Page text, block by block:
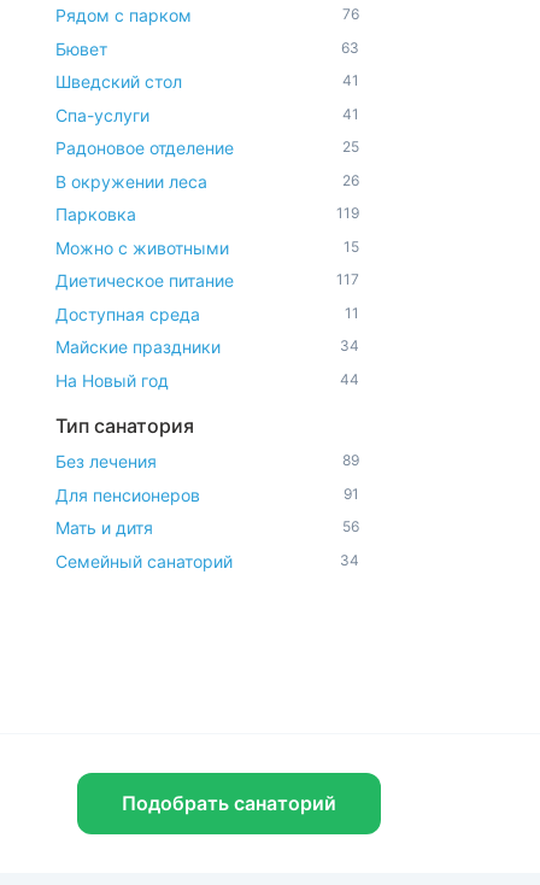
Рядом с парком 76
Бювет 63
Шведский стол 41
Спа-услуги 41
Радоновое отделение 25
В окружении леса 26
Парковка 119
Можно с животными 15
Диетическое питание 117
Доступная среда 11
Майские праздники 34
На Новый год 44
Тип санатория
Без лечения 89
Для пенсионеров 91
Мать и дитя 56
Семейный санаторий 34
Горящие путевки 34
Последние номера
С кэшбеком 84
Подобрать санаторий